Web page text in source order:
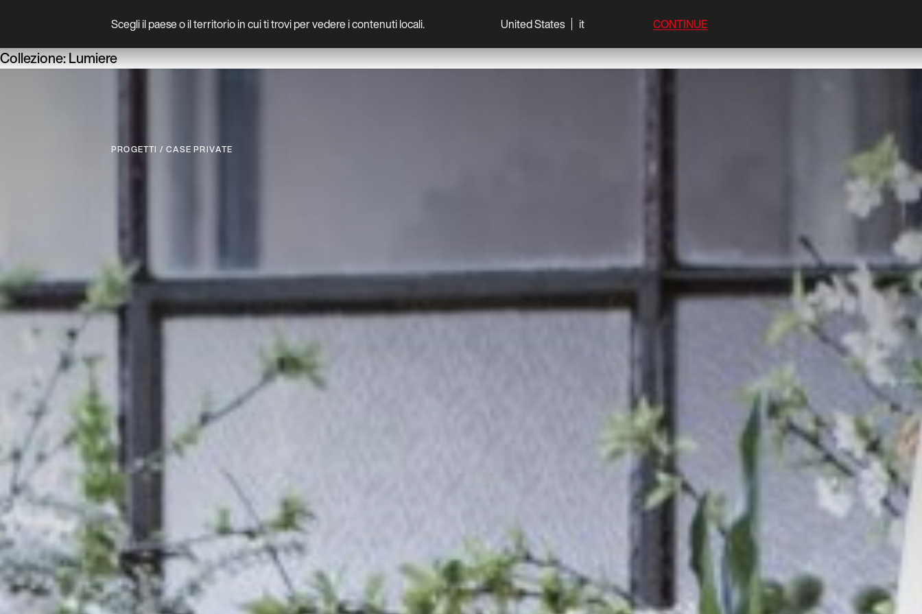
Scegli il paese o il territorio in cui ti trovi per vedere i contenuti locali. United States it CONTINUE
Collezione:Lumiere
PROGETTI / CASE PRIVATE